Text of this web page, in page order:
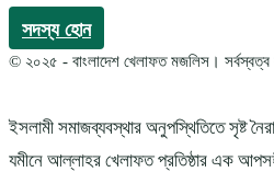
সদস্য হোন
© ২০২৫ - বাংলাদেশ খেলাফত মজলিস। সর্বস্বত্ব
ইসলামী সমাজব্যবস্থার অনুপস্থিতিতে সৃষ্ট
যমীনে আল্লাহর খেলাফত প্রতিষ্ঠার এক